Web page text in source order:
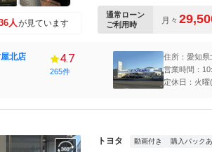
人 が見ています
通常ローン
ご利用時
月々
北店 4.7
265件
住所：愛知県
営業時間：
定休日：火
トヨタ 動画付き 購入パック